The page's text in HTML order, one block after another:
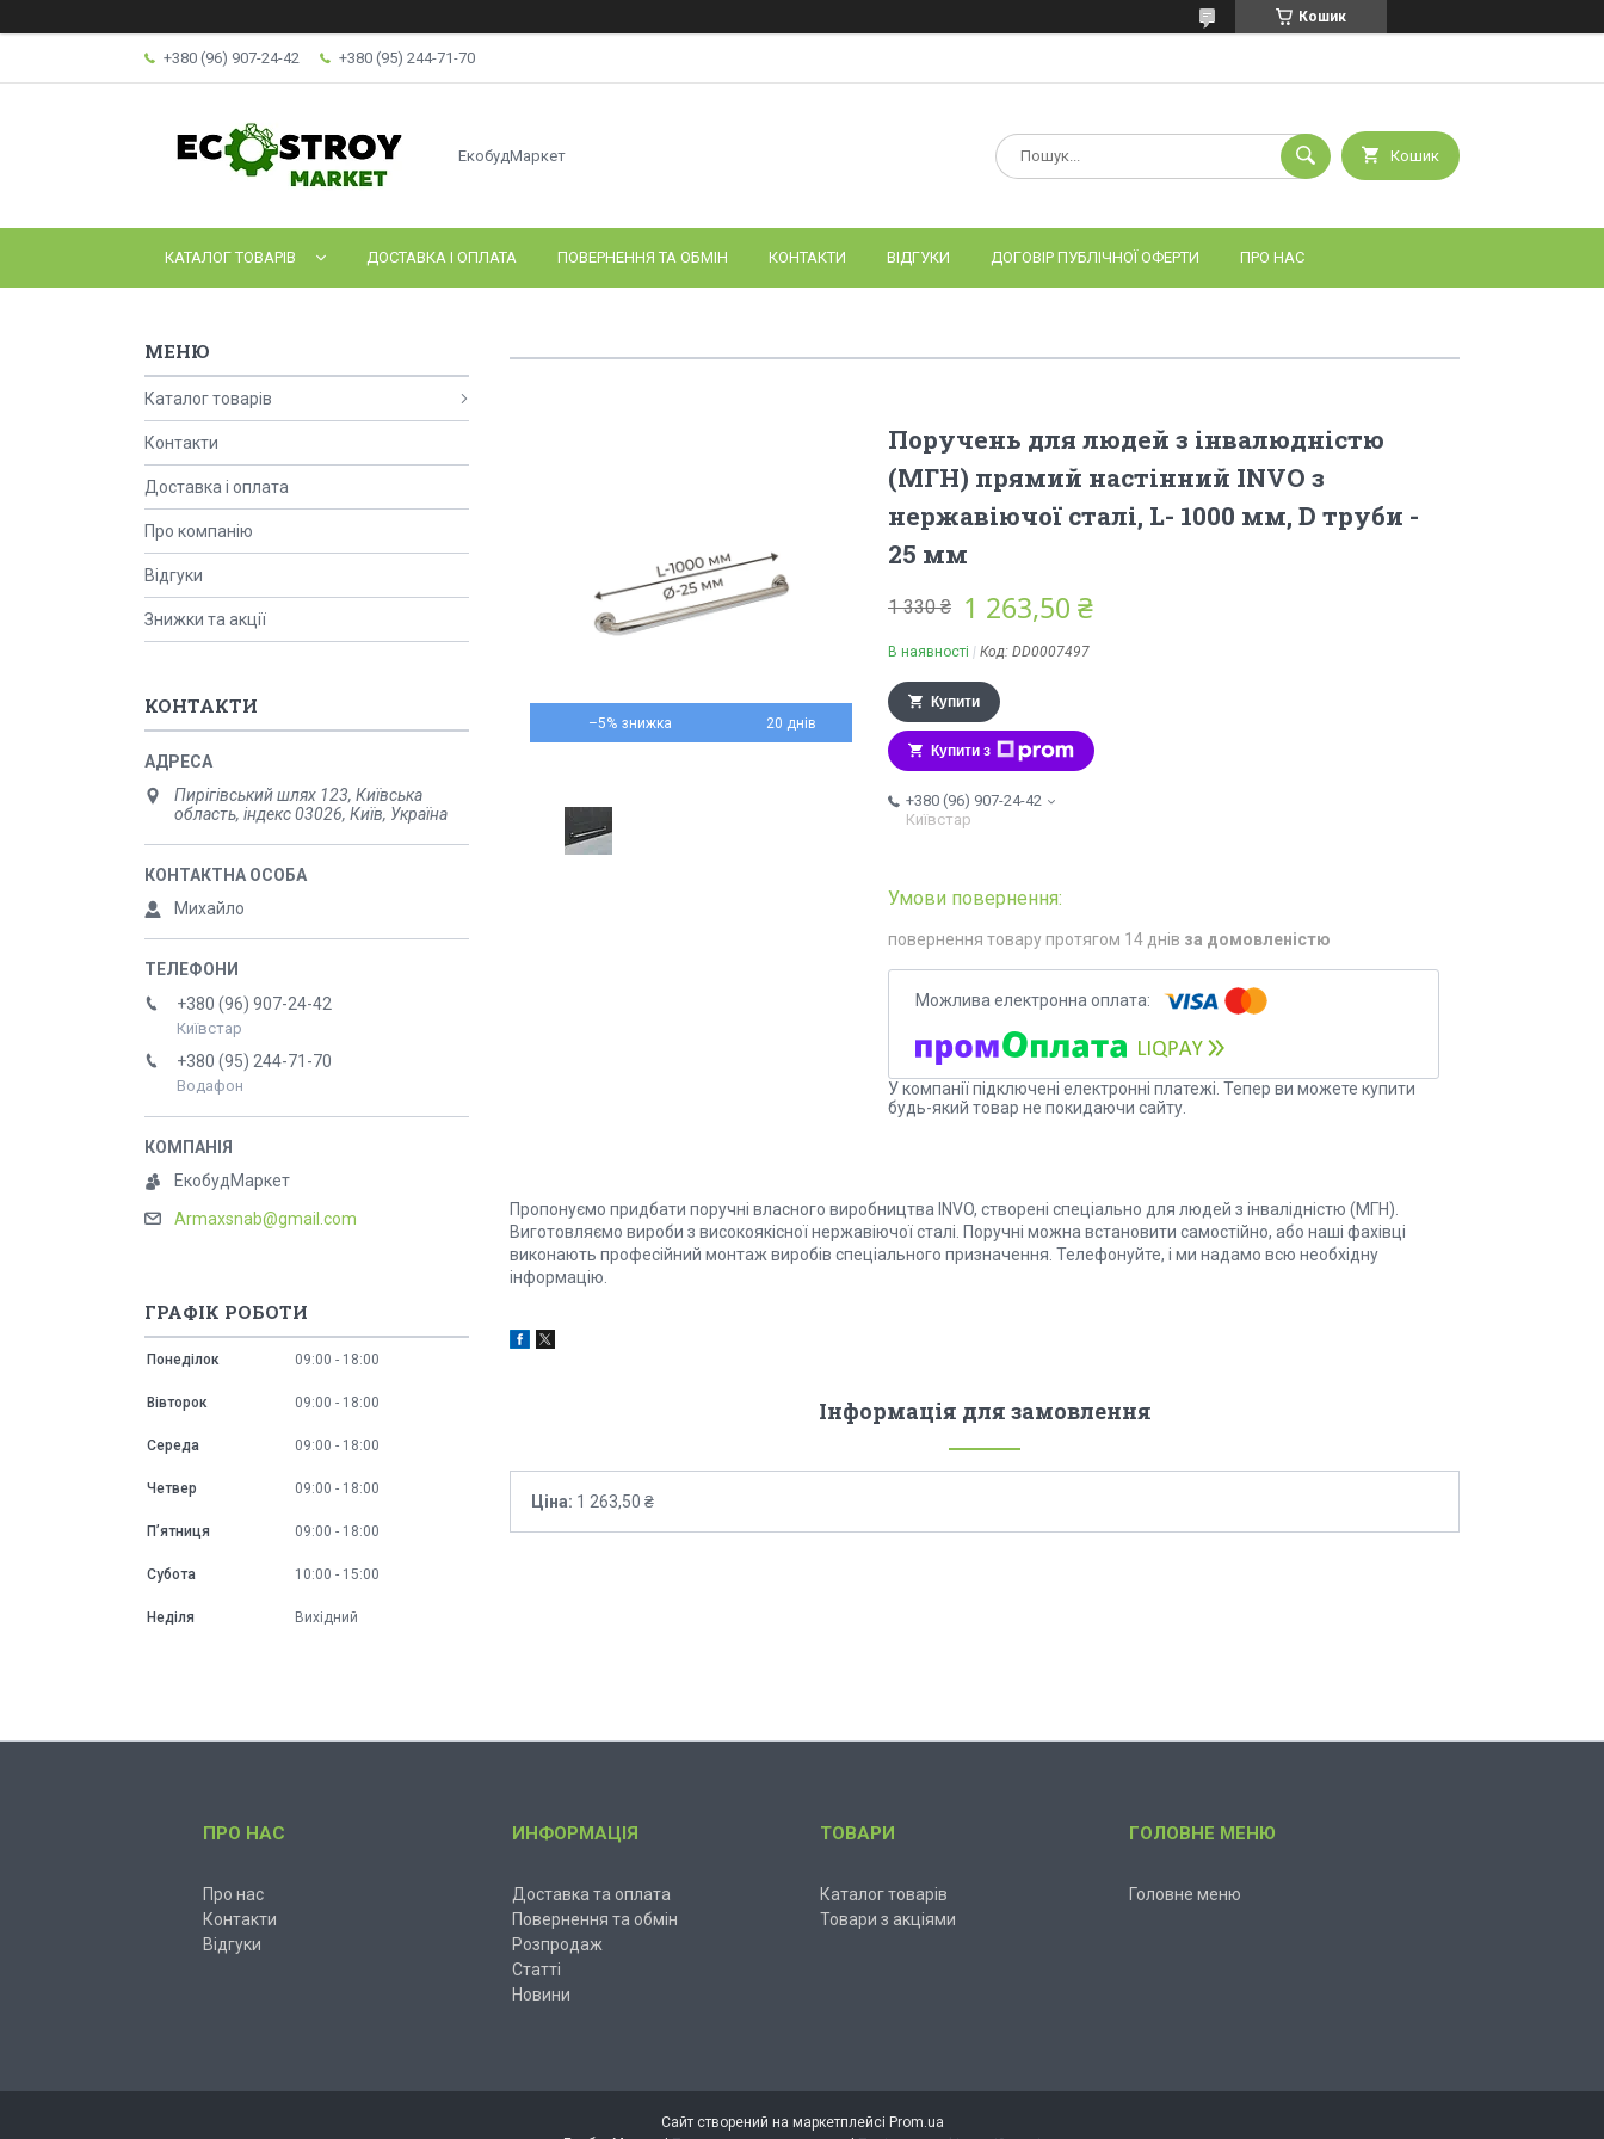
Кошик
+380 (96) 907-24-42 +380 (95) 244-71-70
ЕкобудМаркет Кошик
КАТАЛОГ ТОВАРІВ ДОСТАВКА І ОПЛАТА ПОВЕРНЕННЯ ТА ОБМІН КОНТАКТИ ВІДГУКИ ДОГОВІР ПУБЛІЧНОЇ ОФЕРТИ ПРО НАС
–5% 20 днів
Поручень для людей з інвалюдністю
(МГН) прямий настінний INVO з
нержавіючої сталі, L- 1000 мм, D труби -
25 мм
1 330 ₴ 1 263,50 ₴
В наявності Код: DD0007497
Купити
Купити з
+380 (96) 907-24-42
Київстар
повернення товару протягом 14 днів за домовленістю
У компанії підключені електронні платежі. Тепер ви можете купити
будь-який товар не покидаючи сайту.
Пропонуємо придбати поручні власного виробництва INVO, створені спеціально для людей з інвалідністю (МГН).
Виготовляємо вироби з високоякісної нержавіючої сталі. Поручні можна встановити самостійно, або наші фахівці
виконають професійний монтаж виробів спеціального призначення. Телефонуйте, і ми надамо всю необхідну
інформацію.
Інформація для замовлення
Ціна: 1 263,50 ₴
Каталог товарів
Контакти
Доставка і оплата
Про компанію
Відгуки
Знижки та акції
КОНТАКТИ
Пирігівський шлях 123, Київська
область, індекс 03026, Київ, Україна
Михайло
+380 (96) 907-24-42
Київстар
+380 (95) 244-71-70
Водафон
ЕкобудМаркет
Armaxsnab@gmail.com
ГРАФІК РОБОТИ
Понеділок 09:00 18:00
Вівторок 09:00 18:00
Середа 09:00 18:00
Четвер 09:00 18:00
Пʼятниця 09:00 18:00
Субота 10:00 15:00
Неділя Вихідний
ПРО НАС
Про нас
Контакти
Відгуки
ИНФОРМАЦІЯ
Доставка та оплата
Повернення та обмін
Розпродаж
Статті
Новини
ТОВАРИ
Каталог товарів
Товари з акціями
ГОЛОВНЕ МЕНЮ
Головне меню
Сайт створений на маркетплейсі Prom.ua